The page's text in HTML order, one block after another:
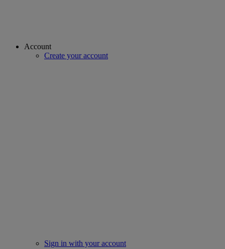
Account
Create your account
Sign in with your account